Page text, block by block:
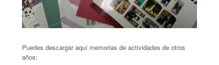
Puedes descargar aquí memorias de actividades de otros
años: